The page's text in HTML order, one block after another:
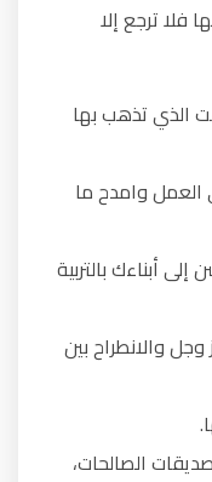
فلا ترجع إلا
الذي تذهب بها
العمل وامدح ما
أبناءك بالتربية
والانطراح بين
الصالحات،